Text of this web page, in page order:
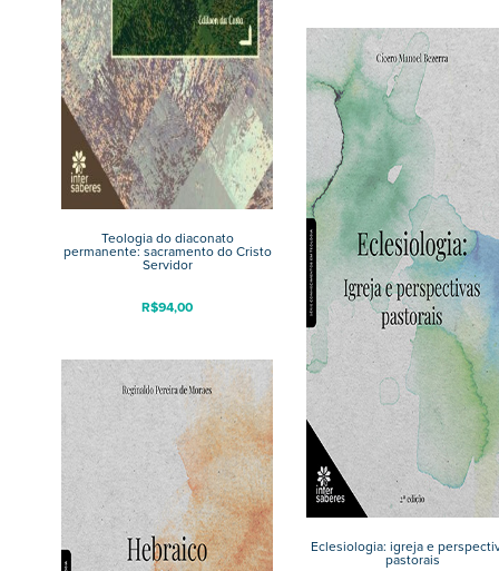
Teologia do diaconato
permanente: sacramento do Cristo
Servidor
R$94,00
Eclesiologia: igreja e
pastorais